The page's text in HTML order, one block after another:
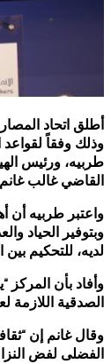
وذلك وفقاً
طربيه، ورئيس
القاضي غالب
واعتبر طربيه أن
لديه، للتحكيم
وأفاد بأن المركز
الصدقية اللازمة
وقال غانم إن
الفضلى لفض